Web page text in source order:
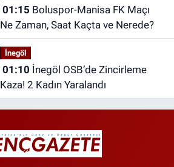
01:15
Ne Zaman, Saat Kaçta ve Nerede?
İnegöl
01:10
Kaza! 2 Kadın Yaralandı